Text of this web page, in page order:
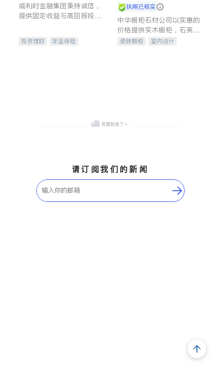
威利时金融集团秉持诚信，
提供固定收益与高回报投资
合，助力客户实现目标
投资理财
年金保险
执照已核实
中华橱柜石材公司以实惠的
价格提供实木橱柜，石英石
台面，多种优质不锈钢水
瓷砖橱柜
室内设计
请订阅我们的新闻